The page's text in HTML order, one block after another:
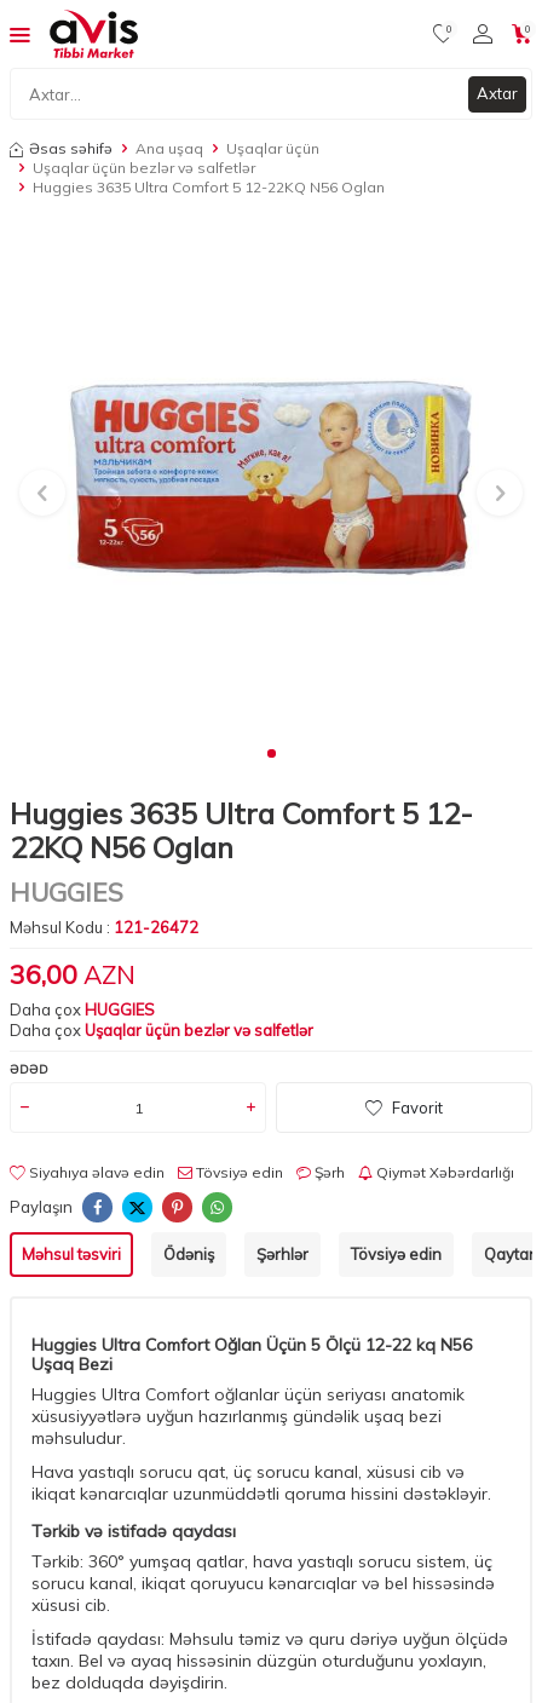
Axtar
0 0
Əsas səhifə Ana uşaq
Uşaqlar üçün
Uşaqlar üçün bezlər və salfetlər
Huggies 3635 Ultra Comfort 5 12-22KQ N56 Oglan
Huggies 3635 Ultra Comfort 5 12-
22KQ N56 Oglan
HUGGIES
Məhsul Kodu : 121-26472
36,00 AZN
Daha çox HUGGIES
Daha çoxUşaqlar üçün bezlər və salfetlər
ƏDƏD
Favorit
Siyahıya əlavə edin Tövsiyə edin Şərh Qiymət Xəbərdarlığı
Paylaşın
Məhsul təsviri Ödəniş Şərhlər Tövsiyə edin
Huggies Ultra Comfort Oğlan Üçün 5 Ölçü 12-22 kq N56
Uşaq Bezi
Huggies Ultra Comfort oğlanlar üçün seriyası anatomik
xüsusiyyətlərə uyğun hazırlanmış gündəlik uşaq bezi
məhsuludur.
Hava yastıqlı sorucu qat, üç sorucu kanal, xüsusi cib və
ikiqat kənarcıqlar uzunmüddətli qoruma hissini dəstəkləyir.
Tərkib və istifadə qaydası
Tərkib: 360° yumşaq qatlar, hava yastıqlı sorucu sistem, üç
sorucu kanal, ikiqat qoruyucu kənarcıqlar və bel hissəsində
xüsusi cib.
İstifadə qaydası: Məhsulu təmiz və quru dəriyə uyğun ölçüdə
taxın. Bel və ayaq hissəsinin düzgün oturduğunu yoxlayın,
bez dolduqda dəyişdirin.